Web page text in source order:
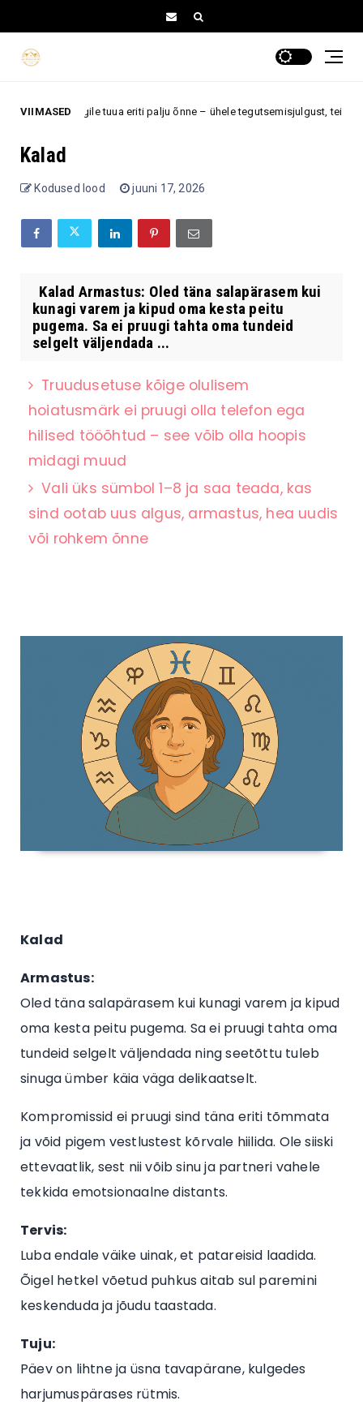
VIIMASED
tähemärgile tuua eriti palju õnne – ühele tegutsemisjulgust, teisele
Kalad
Kodused lood juuni 17, 2026
Kalad Armastus: Oled täna salapärasem kui
kunagi varem ja kipud oma kesta peitu
pugema. Sa ei pruugi tahta oma tundeid
selgelt väljendada ...
Truudusetuse kõige olulisem
hoiatusmärk ei pruugi olla telefon ega
hilised tööõhtud – see võib olla hoopis
midagi muud
Vali üks sümbol 1–8 ja saa teada, kas
sind ootab uus algus, armastus, hea uudis
või rohkem õnne
Kalad
Armastus:
Oled täna salapärasem kui kunagi varem ja kipud
oma kesta peitu pugema. Sa ei pruugi tahta oma
tundeid selgelt väljendada ning seetõttu tuleb
sinuga ümber käia väga delikaatselt.
Kompromissid ei pruugi sind täna eriti tõmmata
ja võid pigem vestlustest kõrvale hiilida. Ole siiski
ettevaatlik, sest nii võib sinu ja partneri vahele
tekkida emotsionaalne distants.
Tervis:
Luba endale väike uinak, et patareisid laadida.
Õigel hetkel võetud puhkus aitab sul paremini
keskenduda ja jõudu taastada.
Tuju:
Päev on lihtne ja üsna tavapärane, kulgedes
harjumuspärases rütmis.